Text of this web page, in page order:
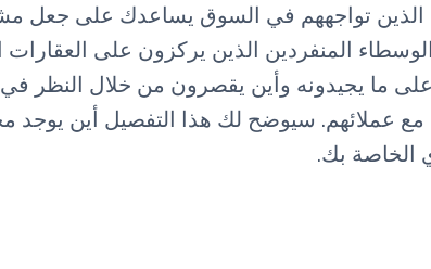
تواجههم في السوق يساعدك على جعل
المنفردين الذين يركزون على العقارات
ما يجيدونه وأين يقصرون من خلال النظر
مع عملائهم. سيوضح لك هذا التفصيل أين
الخاصة بك.